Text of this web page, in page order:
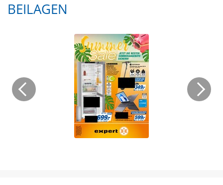
BEILAGEN